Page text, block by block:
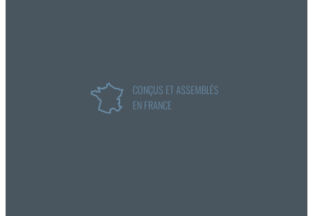
CONÇUS ET ASSEMBLÉS
EN FRANCE